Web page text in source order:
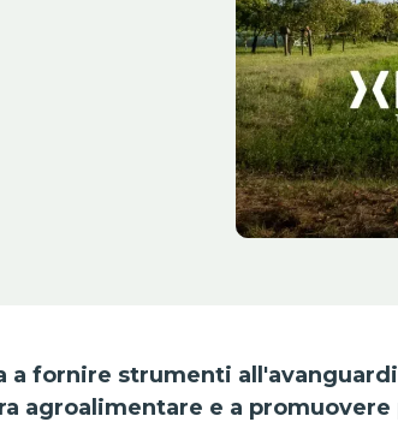
a fornire strumenti
agroalimentare e a promuovere